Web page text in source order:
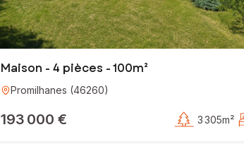
Maison - 4 pièces - 100m²
Promilhanes (46260)
193 000 € 3 305m²